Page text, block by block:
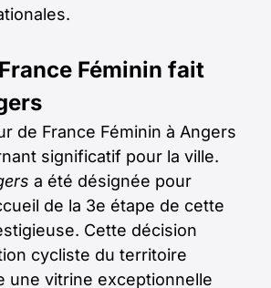
Féminin fait
de France Féminin à Angers
significatif pour la ville.
a été désignée pour
de la 3e étape de cette
Cette décision
cycliste du territoire
une vitrine exceptionnelle